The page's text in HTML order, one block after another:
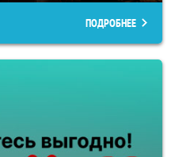
ПОДРОБНЕЕ